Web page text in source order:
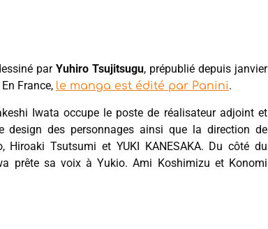
par Yuhiro Tsujitsugu, prépublié depuis janvier
France, le manga est édité par Panini.
Iwata occupe le poste de réalisateur adjoint et
design des personnages ainsi que la direction de
Hiroaki Tsutsumi et YUKI KANESAKA. Du côté du
prête sa voix à Yukio. Ami Koshimizu et Konomi